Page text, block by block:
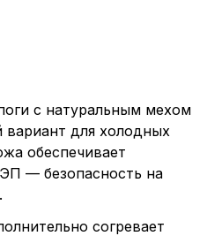
с натуральным мехом
для холодных
обеспечивает
— безопасность на
согревает